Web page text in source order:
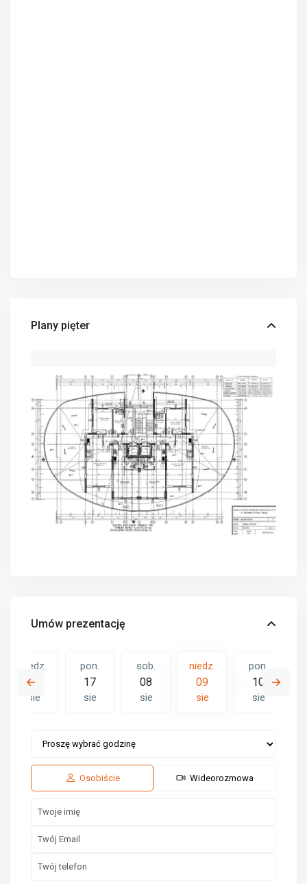
Plany pięter
Umów prezentację
niedz.
16
sie
pon.
17
sie
sob.
08
sie
niedz.
09
sie
pon.
10
sie
sob. niedz.
sie
Osobiście Wideorozmowa